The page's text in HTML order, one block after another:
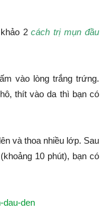
khảo 2cách trị mụn đầu
vào lòng trắng trứng.
thít vào da thì bạn có
và thoa nhiều lớp. Sau
10 phút), bạn có